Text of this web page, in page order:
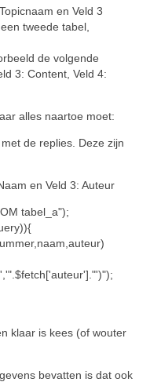
en Veld 3
tweede tabel,
de volgende
3: Content, Veld 4:
alles naartoe moet:
de replies. Deze zijn
en Veld 3: Auteur
tabel_a");
klaar is kees (of wouter
bevatten is dat ook